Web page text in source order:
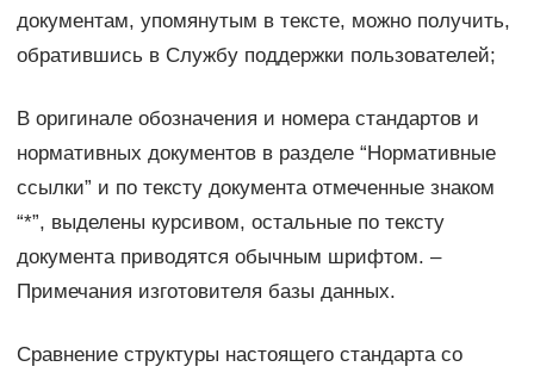
документам, упомянутым в тексте, можно получить,
обратившись в Службу поддержки пользователей;
В оригинале обозначения и номера стандартов и
нормативных документов в разделе “Нормативные
ссылки” и по тексту документа отмеченные знаком
“*”, выделены курсивом, остальные по тексту
документа приводятся обычным шрифтом. –
Примечания изготовителя базы данных.
Сравнение структуры настоящего стандарта со